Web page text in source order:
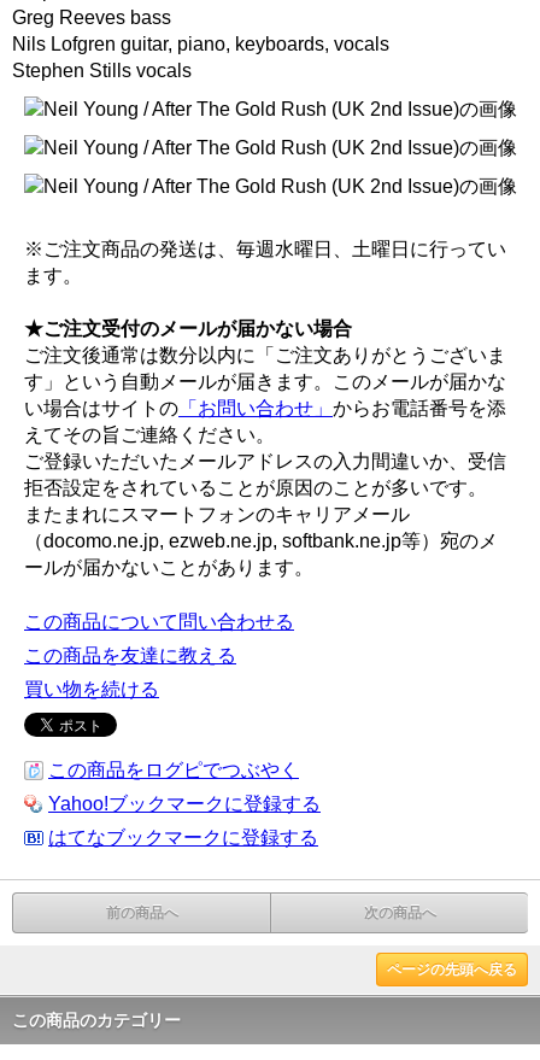
Greg Reeves bass
Nils Lofgren guitar, piano, keyboards, vocals
Stephen Stills vocals
※ご注文商品の発送は、毎週水曜日、土曜日に行ってい
ます。
★ご注文受付のメールが届かない場合
ご注文後通常は数分以内に「ご注文ありがとうございま
す」という自動メールが届きます。このメールが届かな
い場合はサイトの 「お問い合わせ」 からお電話番号を添
えてその旨ご連絡ください。
ご登録いただいたメールアドレスの入力間違いか、受信
拒否設定をされていることが原因のことが多いです。
またまれにスマートフォンのキャリアメール
（docomo.ne.jp, ezweb.ne.jp, softbank.ne.jp等）宛のメ
ールが届かないことがあります。
この商品について問い合わせる
この商品を友達に教える
買い物を続ける
この商品をログピでつぶやく
Yahoo!ブックマークに登録する
はてなブックマークに登録する
前の商品へ 次の商品へ
ページの先頭へ戻る
この商品のカテゴリー